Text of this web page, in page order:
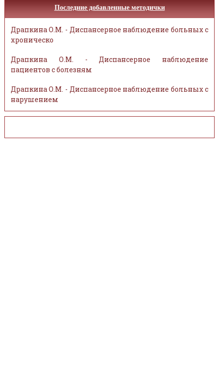
Последние добавленные методички
Драпкина О.М. - Диспансерное наблюдение больных с
хроническо
Драпкина О.М. - Диспансерное наблюдение
пациентов с болезням
Драпкина О.М. - Диспансерное наблюдение больных с
нарушением